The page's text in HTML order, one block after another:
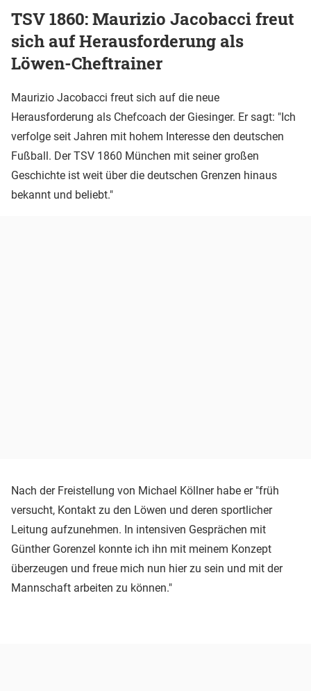
TSV 1860: Maurizio Jacobacci freut
sich auf Herausforderung als
Löwen-Cheftrainer
Maurizio Jacobacci freut sich auf die neue
Herausforderung als Chefcoach der Giesinger. Er sagt: "Ich
verfolge seit Jahren mit hohem Interesse den deutschen
Fußball. Der TSV 1860 München mit seiner großen
Geschichte ist weit über die deutschen Grenzen hinaus
bekannt und beliebt."
Nach der Freistellung von Michael Köllner habe er "früh
versucht, Kontakt zu den Löwen und deren sportlicher
Leitung aufzunehmen. In intensiven Gesprächen mit
Günther Gorenzel konnte ich ihn mit meinem Konzept
überzeugen und freue mich nun hier zu sein und mit der
Mannschaft arbeiten zu können."